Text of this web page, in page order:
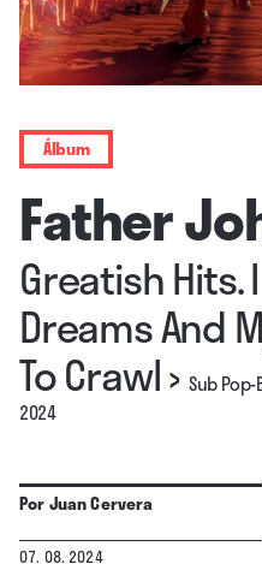
Álbum
Father
Greatish Hits.
Dreams And
To Crawl› Sub
2024
PorJuan Cervera
07. 08. 2024